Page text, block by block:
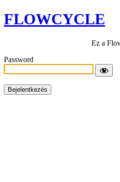
FLOWCYCLE
Ez a
Password